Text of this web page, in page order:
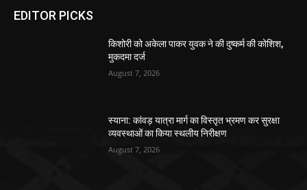
EDITOR PICKS
किशोरी को अकेला पाकर युवक ने की दुष्कर्म की कोशिश,
मुकदमा दर्ज
August 7, 2026
स्याना: कांवड़ यात्रा मार्ग का विस्तृत भ्रमण कर सुरक्षा
व्यवस्थाओं का किया स्थलीय निरीक्षण
August 7, 2026